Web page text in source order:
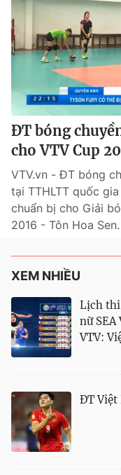
ĐT bóng
cho VTV Cup
VTV.vn - ĐT bóng
tại TTHLTT quốc
chuẩn bị cho Giải
2016 - Tôn Hoa Sen.
XEM NHIỀU
Lịch thi
nữ
VTV:
ĐT Việt